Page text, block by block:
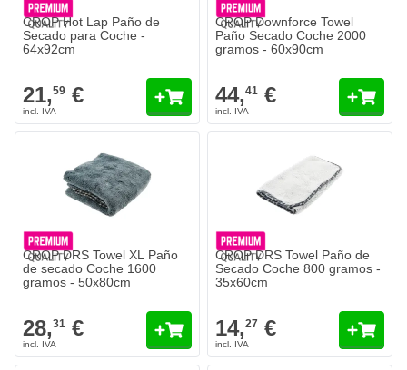
CROP Hot Lap Paño de
Secado para Coche -
64x92cm
21,59 €
CROP Downforce Towel
Paño Secado Coche 2000
gramos - 60x90cm
44,41 €
CROP DRS Towel XL Paño
de secado Coche 1600
gramos - 50x80cm
28,31 €
CROP DRS Towel Paño de
Secado Coche 800 gramos -
35x60cm
14,27 €